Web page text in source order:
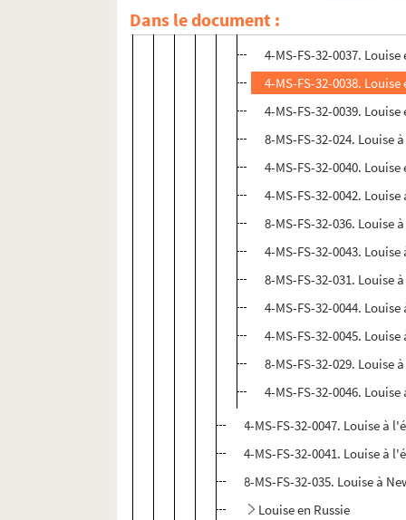
Dans le document :
4-MS-FS-32-0037.
4-MS-FS-32-0038.
4-MS-FS-32-0039.
8-MS-FS-32-024. Louise
4-MS-FS-32-0040.
4-MS-FS-32-0042.
8-MS-FS-32-036. Louise
4-MS-FS-32-0043.
8-MS-FS-32-031. Louise
4-MS-FS-32-0044.
4-MS-FS-32-0045.
8-MS-FS-32-029. Louise
4-MS-FS-32-0046.
4-MS-FS-32-0047. Louise à
4-MS-FS-32-0041. Louise à
8-MS-FS-32-035. Louise à
Louise en Russie